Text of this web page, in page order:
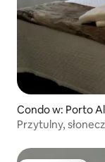
Condo w: Porto
Przytulny,